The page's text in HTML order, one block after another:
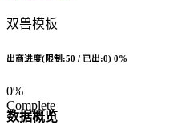
双兽模板
出商进度(限制:50 / 已出:0) 0%
0%
Complete
数据概览